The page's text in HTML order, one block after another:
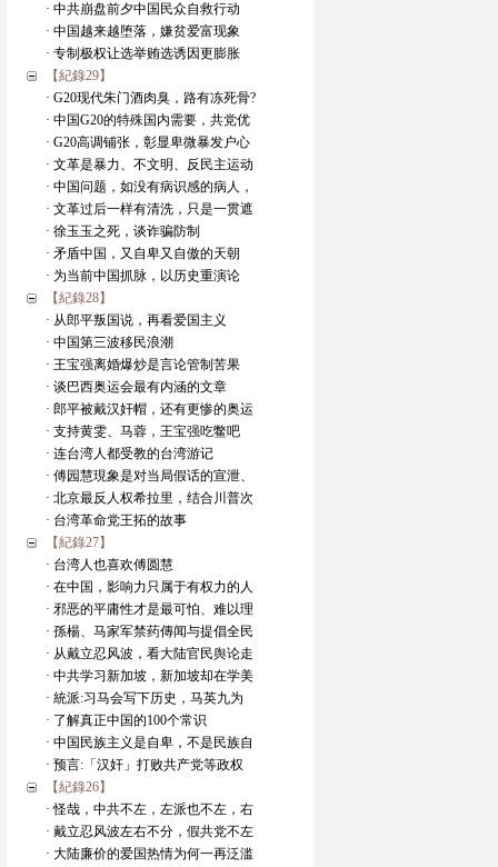
· 中共崩盘前夕中国民众自救行动
· 中国越来越堕落，嫌贫爱富现象
· 专制极权让选举贿选诱因更膨胀
【紀錄29】
· G20现代朱门酒肉臭，路有冻死骨?
· 中国G20的特殊国内需要，共党优
· G20高调铺张，彰显卑微暴发户心
· 文革是暴力、不文明、反民主运动
· 中国问题，如没有病识感的病人，
· 文革过后一样有清洗，只是一贯遮
· 徐玉玉之死，谈诈骗防制
· 矛盾中国，又自卑又自傲的天朝
· 为当前中国抓脉，以历史重演论
【紀錄28】
· 从郎平叛国说，再看爱国主义
· 中国第三波移民浪潮
· 王宝强离婚爆炒是言论管制苦果
· 谈巴西奥运会最有内涵的文章
· 郎平被戴汉奸帽，还有更惨的奥运
· 支持黄雯、马蓉，王宝强吃鳖吧
· 连台湾人都受教的台湾游记
· 傅园慧現象是对当局假话的宣泄、
· 北京最反人权希拉里，结合川普次
· 台湾革命党王拓的故事
【紀錄27】
· 台湾人也喜欢傅圆慧
· 在中国，影响力只属于有权力的人
· 邪恶的平庸性才是最可怕、难以理
· 孫楊、马家军禁药傳闻与提倡全民
· 从戴立忍风波，看大陆官民舆论走
· 中共学习新加坡，新加坡却在学美
· 統派:习马会写下历史，马英九为
· 了解真正中国的100个常识
· 中国民族主义是自卑，不是民族自
· 预言:「汉奸」打败共产党等政权
【紀錄26】
· 怪哉，中共不左，左派也不左，右
· 戴立忍风波左右不分，假共党不左
· 大陆廉价的爱国热情为何一再泛滥